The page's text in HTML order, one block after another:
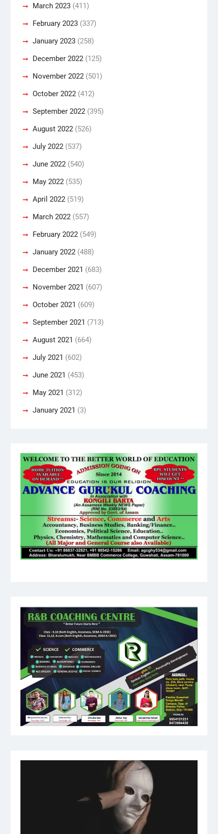
March 2023(411)
February 2023(337)
January 2023(258)
December 2022(125)
November 2022(501)
October 2022(412)
September 2022(395)
August 2022(526)
July 2022(537)
June 2022(540)
May 2022(535)
April 2022(519)
March 2022(557)
February 2022(549)
January 2022(488)
December 2021 (683)
November 2021 (607)
October 2021 (609)
September 2021 (713)
August 2021 (664)
July 2021 (602)
June 2021 (453)
May 2021 (312)
January 2021 (3)